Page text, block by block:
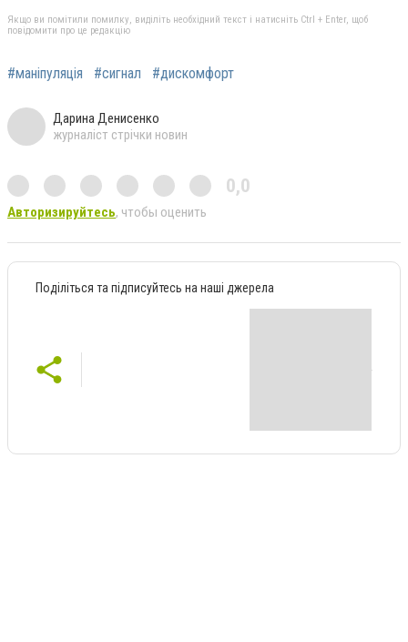
Якщо ви помітили помилку, виділіть необхідний текст і натисніть Ctrl + Enter, щоб
повідомити про це редакцію
#маніпуляція #сигнал #дискомфорт
Дарина Денисенко
журналіст стрічки новин
0,0
Авторизируйтесь, чтобы оценить
Поділіться та підписуйтесь на наші джерела